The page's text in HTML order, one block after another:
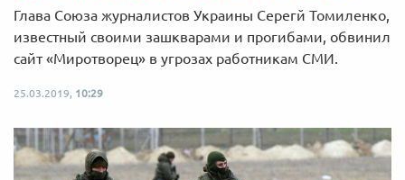
Глава Союза журналистов Украины Серегй Томиленко,
известный своими зашкварами и прогибами, обвинил
сайт «Миротворец» в угрозах работникам СМИ.
25.03.2019, 10:29